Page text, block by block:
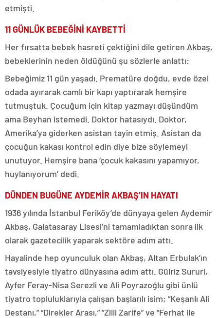
etmişti.
11 GÜNLÜK BEBEĞİNİ KAYBETTİ
Her fırsatta bebek hasreti çektiğini dile getiren Akbaş,
bebeklerinin neden öldüğünü şu sözlerle anlattı:
Bebeğimiz 11 gün yaşadı. Prematüre doğdu, evde özel
odada ayırarak camlı bir kapı yaptırarak hemşire
tutmuştuk. Çocuğum için kitap yazmayı düşündüm
ama Beyhan istemedi. Doktor hatasıydı. Doktor,
Amerika’ya giderken asistan tayin etmiş. Asistan da
çocuğun kakası kontrol edin diye bize söylemeyi
unutuyor. Hemşire bana ‘çocuk kakasını yapamıyor,
huylanıyorum’ dedi.
DÜNDEN BUGÜNE AYDEMİR AKBAŞ’IN HAYATI
1936 yılında İstanbul Feriköy’de dünyaya gelen Aydemir
Akbaş, Galatasaray Lisesi’ni tamamladıktan sonra ilk
olarak gazetecilik yaparak sektöre adım attı.
Hayalinde hep oyunculuk olan Akbaş, Altan Erbulak’ın
tavsiyesiyle tiyatro dünyasına adım attı. Gülriz Sururi,
Ayfer Feray-Nisa Serezli ve Ali Poyrazoğlu gibi ünlü
tiyatro topluluklarıyla çalışan başlarılı isim; “Keşanlı Ali
Destanı,” “Direkler Arası,” “Zilli Zarife” ve “Ferhat ile